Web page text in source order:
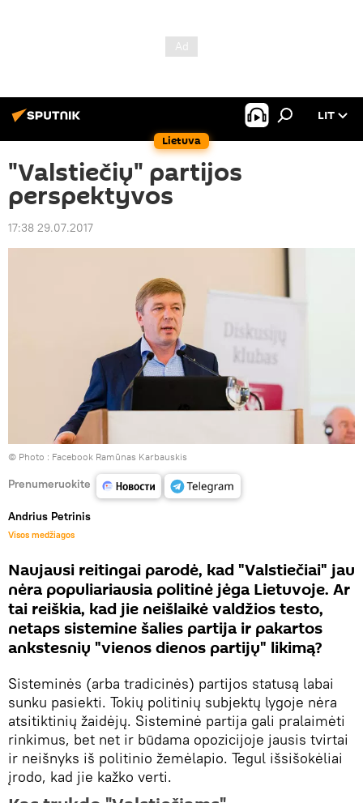
Lietuva
LIT
"Valstiečių" partijos
perspektyvos
17:38 29.07.2017
© Photo : Facebook Ramūnas Karbauskis
Prenumeruokite
Andrius Petrinis
Visos medžiagos
Naujausi reitingai parodė, kad "Valstiečiai" jau
nėra populiariausia politinė jėga Lietuvoje. Ar
tai reiškia, kad jie neišlaikė valdžios testo,
netaps sistemine šalies partija ir pakartos
ankstesnių "vienos dienos partijų" likimą?
Sisteminės (arba tradicinės) partijos statusą labai
sunku pasiekti. Tokių politinių subjektų lygoje nėra
atsitiktinių žaidėjų. Sisteminė partija gali pralaimėti
rinkimus, bet net ir būdama opozicijoje jausis tvirtai
ir neišnyks iš politinio žemėlapio. Tegul išsišokėliai
įrodo, kad jie kažko verti.